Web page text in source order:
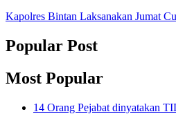
Kapolres Bintan Laksanakan Jumat
Popular Post
Most Popular
14 Orang Pejabat dinyatakan